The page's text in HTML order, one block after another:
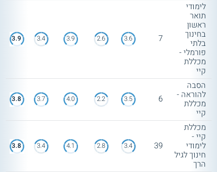
לימודי
תואר
ראשון
בחינוך
בלתי
פורמלי -
מכללת
קיי
7
3.6
2.6
3.9
3.4
3.9
הסבה
להוראה -
מכללת
קיי
6
3.5
2.2
4.0
3.7
3.8
מכללת
קיי -
לימודי
חינוך לגיל
הרך
39
3.4
2.8
4.1
3.4
3.8